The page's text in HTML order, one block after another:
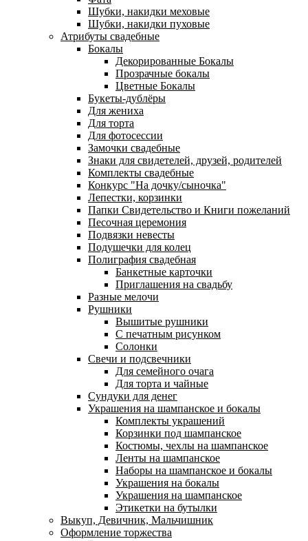
Шубки, накидки меховые
Шубки, накидки пуховые
Атрибуты свадебные
Бокалы
Декорированные Бокалы
Прозрачные бокалы
Цветные Бокалы
Букеты-дублёры
Для жениха
Для торта
Для фотосессии
Замочки свадебные
Знаки для свидетелей, друзей, родителей
Комплекты свадебные
Конкурс "На дочку/сыночка"
Лепестки, корзинки
Папки Свидетельство и Книги пожеланий
Песочная церемония
Подвязки невесты
Подушечки для колец
Полиграфия свадебная
Банкетные карточки
Приглашения на свадьбу
Разные мелочи
Рушники
Вышитые рушники
С печатным рисунком
Солонки
Свечи и подсвечники
Для семейного очага
Для торта и чайные
Сундуки для денег
Украшения на шампанское и бокалы
Комплекты украшений
Корзинки под шампанское
Костюмы, чехлы на шампанское
Ленты на шампанское
Наборы на шампанское и бокалы
Украшения на бокалы
Украшения на шампанское
Этикетки на бутылки
Выкуп, Девичник, Мальчишник
Оформление торжества